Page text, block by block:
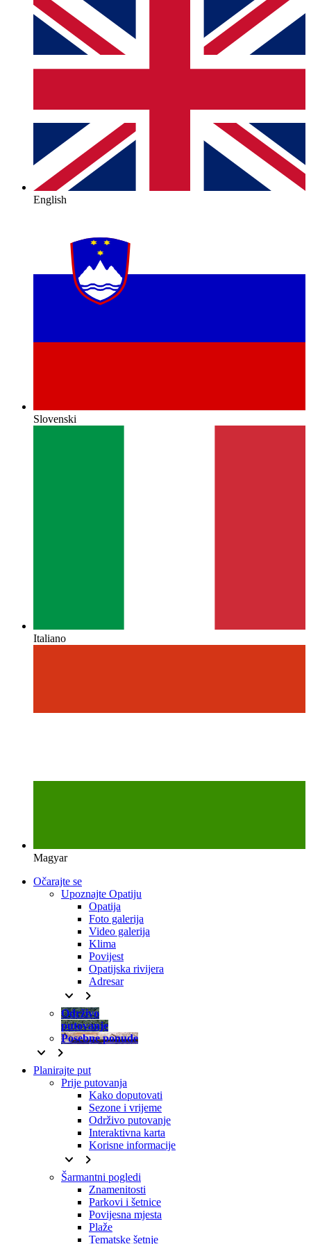
English
Slovenski
Italiano
Magyar
Očarajte se
Upoznajte Opatiju
Opatija
Foto galerija
Video galerija
Klima
Povijest
Opatijska rivijera
Adresar
keyboard_arrow_down keyboard_arrow_right
Održivo
putovanje
Posebne ponude
keyboard_arrow_down keyboard_arrow_right
Planirajte put
Prije putovanja
Kako doputovati
Sezone i vrijeme
Održivo putovanje
Interaktivna karta
Korisne informacije
keyboard_arrow_down keyboard_arrow_right
Šarmantni pogledi
Znamenitosti
Parkovi i šetnice
Povijesna mjesta
Plaže
Tematske šetnje